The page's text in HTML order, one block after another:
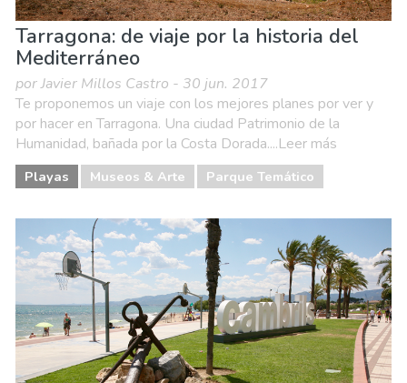
Tarragona: de viaje por la historia del
Mediterráneo
por Javier Millos Castro - 30 jun. 2017
Te proponemos un viaje con los mejores planes por ver y
por hacer en Tarragona. Una ciudad Patrimonio de la
Humanidad, bañada por la Costa Dorada....Leer más
Playas Museos & Arte Parque Temático